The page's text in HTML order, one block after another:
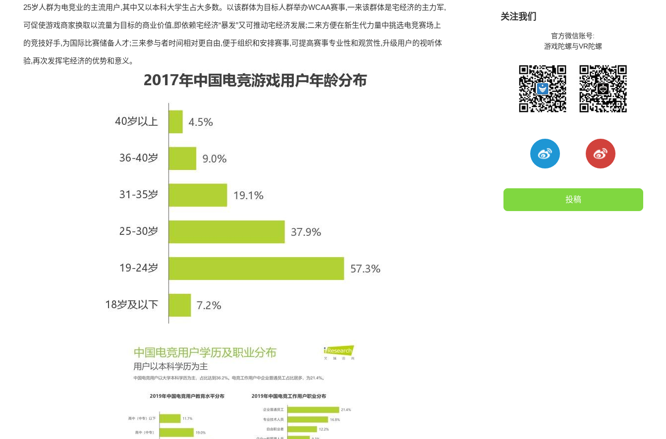
25岁人群为电竞业的主流用户,其中又以本科大学生占大多数。以该群体为目标人群举办WCAA赛事,一来该群体是宅经济的主力军,
可促使游戏商家换取以流量为目标的商业价值,即依赖宅经济“暴发”又可推动宅经济发展;二来方便在新生代力量中挑选电竞赛场上
的竞技好手,为国际比赛储备人才;三来参与者时间相对更自由,便于组织和安排赛事,可提高赛事专业性和观赏性,升级用户的视听体
验,再次发挥宅经济的优势和意义。
关注我们
官方微信账号:
游戏陀螺与VR陀螺
投稿